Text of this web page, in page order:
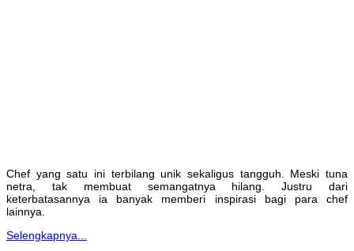
Chef yang satu ini terbilang unik sekaligus tangguh. Meski tuna
netra, tak membuat semangatnya hilang. Justru dari
keterbatasannya ia banyak memberi inspirasi bagi para chef
lainnya.
Selengkapnya...